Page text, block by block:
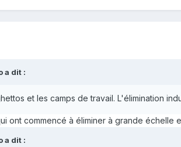
a dit :
et les camps de travail. L'élimination
ont commencé à éliminer à grande
a dit :